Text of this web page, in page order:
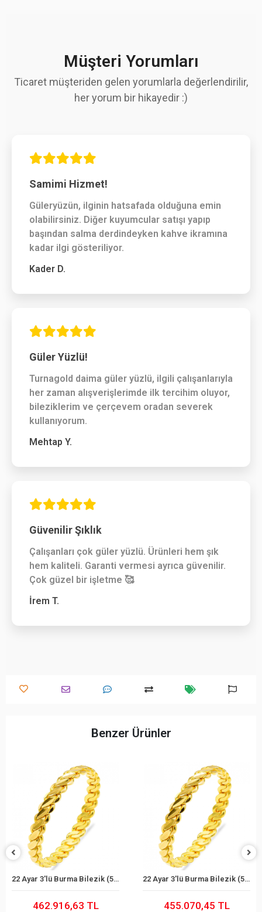
Müşteri Yorumları
Ticaret müşteriden gelen yorumlarla değerlendirilir,
her yorum bir hikayedir :)
Samimi Hizmet!
Güleryüzün, ilginin hatsafada olduğuna emin
olabilirsiniz. Diğer kuyumcular satışı yapıp
başından salma derdindeyken kahve ikramına
kadar ilgi gösteriliyor.
Kader D.
Güler Yüzlü!
Turnagold daima güler yüzlü, ilgili çalışanlarıyla
her zaman alışverişlerimde ilk tercihim oluyor,
bileziklerim ve çerçevem oradan severek
kullanıyorum.
Mehtap Y.
Güvenilir Şıklık
Çalışanları çok güler yüzlü. Ürünleri hem şık
hem kaliteli. Garanti vermesi ayrıca güvenilir.
Çok güzel bir işletme 🥰
İrem T.
Benzer Ürünler
Sepete Ekle
22 Ayar 3'lü Burma Bilezik (59 Gram)
462.916,63 TL
Sepete Ekle
22 Ayar 3'lü Burma Bilezik (58 Gram)
455.070,45 TL